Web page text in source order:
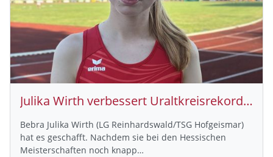
Julika Wirth verbessert Uraltkreisrekord über 800m
Bebra Julika Wirth (LG Reinhardswald/TSG Hofgeismar)
hat es geschafft. Nachdem sie bei den Hessischen
Meisterschaften noch knapp…